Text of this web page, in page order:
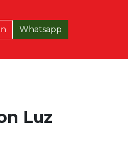
Whatsapp
Luz